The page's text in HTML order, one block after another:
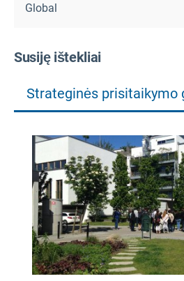
Global
Susiję ištekliai
Strateginės prisitaikymo